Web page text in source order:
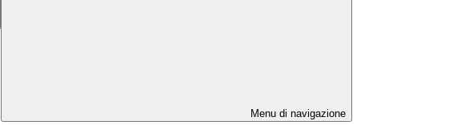
Menu di navigazione